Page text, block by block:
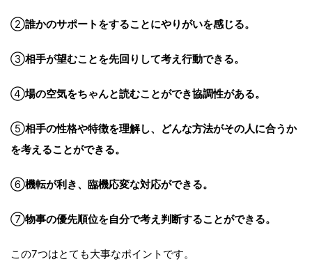
②誰かのサポートをすることにやりがいを感じる。
③相手が望むことを先回りして考え行動できる。
④場の空気をちゃんと読むことができ協調性がある。
⑤相手の性格や特徴を理解し、どんな方法がその人に合うか
を考えることができる。
⑥機転が利き、臨機応変な対応ができる。
⑦物事の優先順位を自分で考え判断することができる。
この7つはとても大事なポイントです。